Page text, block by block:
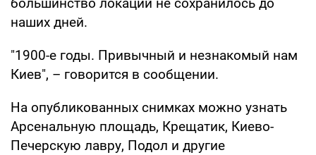
наших дней.
"1900-е годы. Привычный и незнакомый нам
Киев", – говорится в сообщении.
На опубликованных снимках можно узнать
Арсенальную площадь, Крещатик, Киево-
Печерскую лавру, Подол и другие